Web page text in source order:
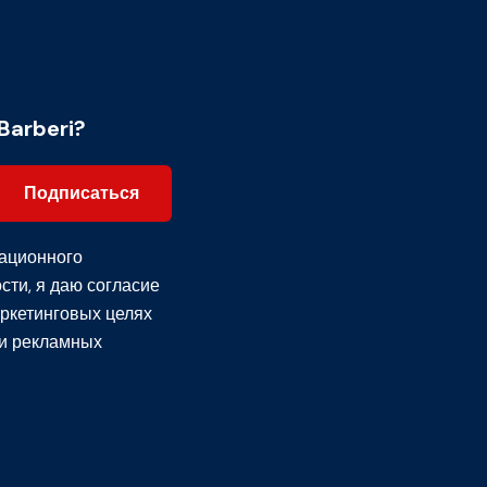
Подписаться
, я даю согласие
целях
рекламных